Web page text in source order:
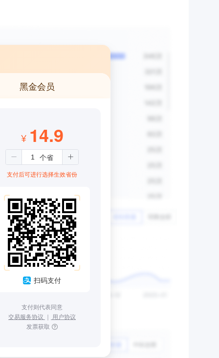
黑金会员
¥ 14.9
支付后可进行选择生效省份
扫码支付
支付则代表同意
交易服务协议 ｜ 用户协议
发票获取